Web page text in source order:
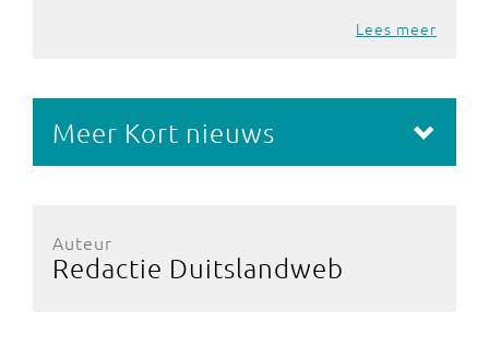
Lees meer
Meer Kort nieuws
Auteur
Redactie Duitslandweb